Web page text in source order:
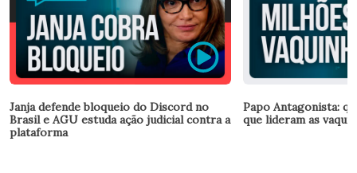
Janja defende bloqueio do Discord no
Brasil e AGU estuda ação judicial contra a
plataforma
Papo Antagonista:
que lideram as